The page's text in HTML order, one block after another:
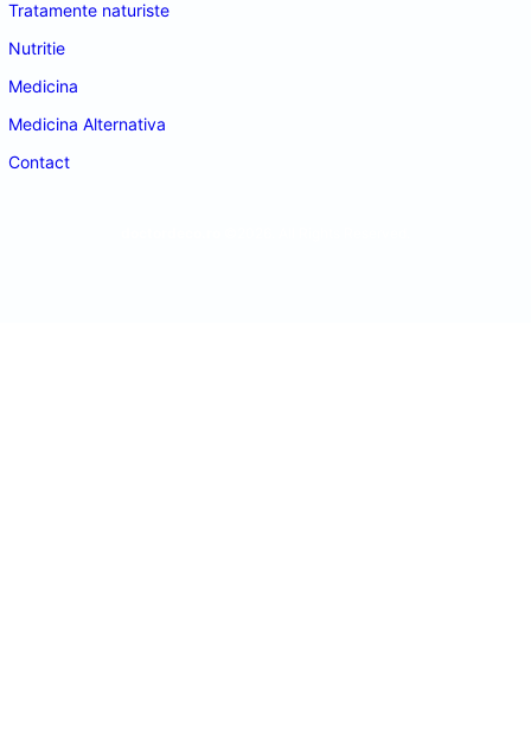
Tratamente naturiste
Nutritie
Medicina
Medicina Alternativa
Contact